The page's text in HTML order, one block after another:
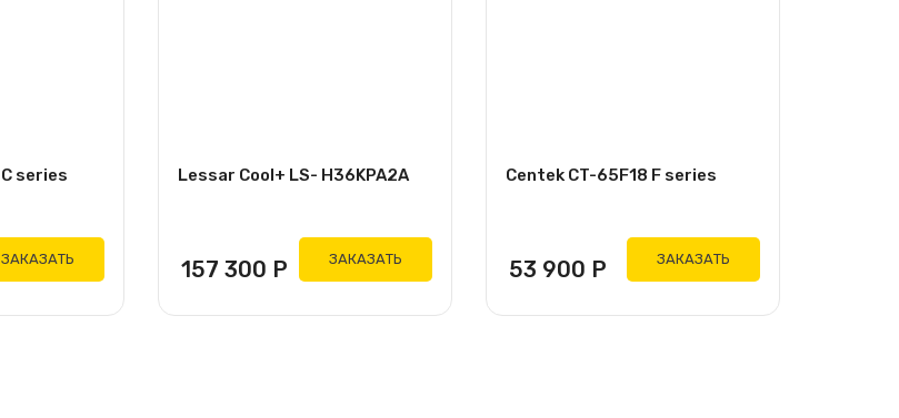
series
ЗАКАЗАТЬ
Lessar Cool+ LS- H36KPA2A
157 300 Р ЗАКАЗАТЬ
Centek CT-65F18 F series
53 900 Р ЗАКАЗАТЬ